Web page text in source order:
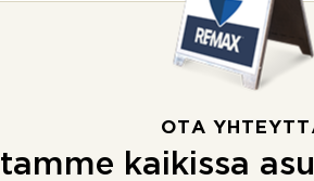
OTA
kaikissa